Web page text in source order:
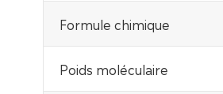
Formule chimique
Poids moléculaire